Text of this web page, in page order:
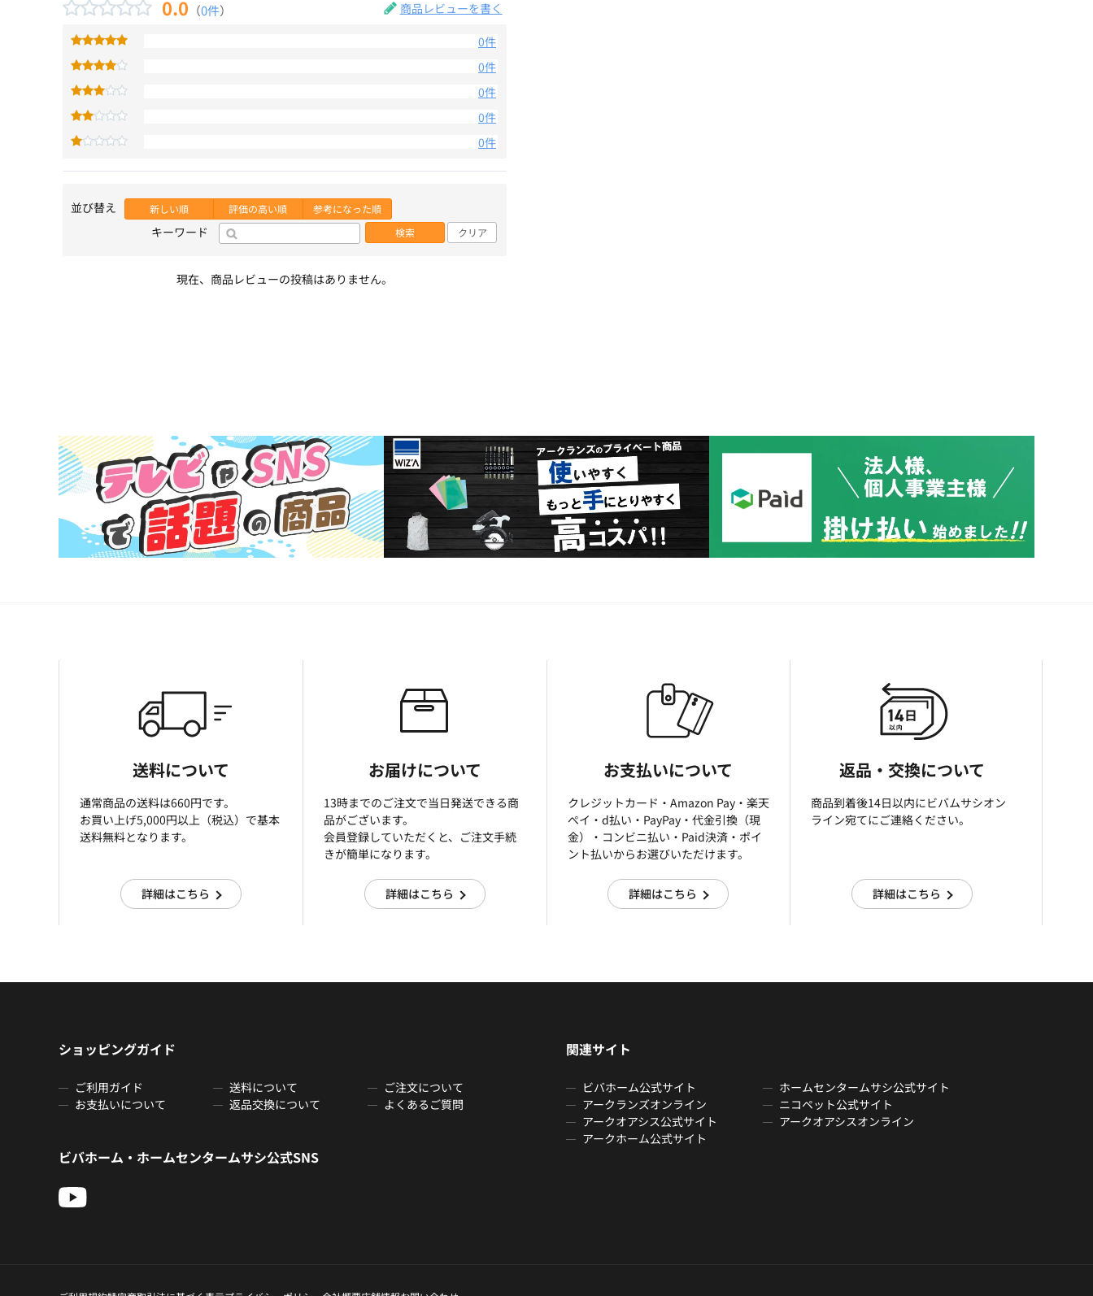
0.0 （0件） 商品レビューを書く
0件
0件
0件
0件
0件
並び替え 新しい順 評価の高い順 参考になった順
キーワード 検索 クリア
現在、商品レビューの投稿はありません。
送料について
通常商品の送料は660円です。
お買い上げ5,000円以上（税込）で基本
送料無料となります。
詳細はこちら
お届けについて
13時までのご注文で当日発送できる商
品がございます。
会員登録していただくと、ご注文手続
きが簡単になります。
詳細はこちら
お支払いについて
クレジットカード・Amazon Pay・楽天
ぺイ・d払い・PayPay・代金引換（現
金）・コンビニ払い・Paid決済・ポイ
ント払いからお選びいただけます。
詳細はこちら
返品・交換について
商品到着後14日以内にビバムサシオン
ライン宛てにご連絡ください。
詳細はこちら
ショッピングガイド
ご利用ガイド 送料について
ご注文について
お支払いについて
返品交換について よくあるご質問
関連サイト
ビバホーム公式サイト
ホームセンタームサシ公式サイト
アークランズオンライン
ニコペット公式サイト
アークオアシス公式サイト
アークオアシスオンライン
アークホーム公式サイト
ビバホーム・ホームセンタームサシ公式SNS